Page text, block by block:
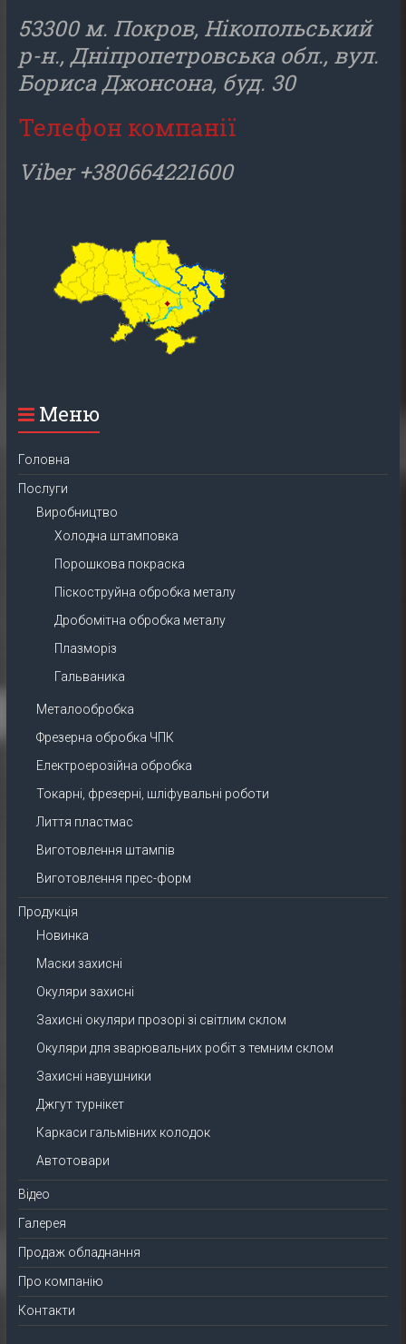
53300 м. Покров, Нікопольський
р-н., Дніпропетровська обл., вул.
Бориса Джонсона, буд. 30
Телефон компанії
Viber +380664221600
Меню
Головна
Послуги
Виробництво
Холодна штамповка
Порошкова покраска
Піскоструйна обробка металу
Дробомітна обробка металу
Плазморіз
Гальваника
Металообробка
Фрезерна обробка ЧПК
Електроерозійна обробка
Токарні, фрезерні, шліфувальні роботи
Лиття пластмас
Виготовлення штампів
Виготовлення прес-форм
Продукція
Новинка
Маски захисні
Окуляри захисні
Захисні окуляри прозорі зі світлим склом
Окуляри для зварювальних робіт з темним склом
Захисні навушники
Джгут турнікет
Каркаси гальмівних колодок
Автотовари
Відео
Галерея
Продаж обладнання
Про компанію
Контакти